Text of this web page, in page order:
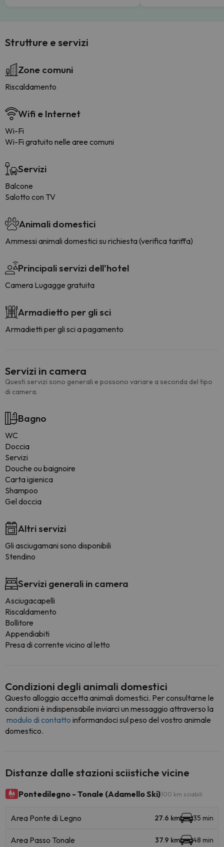
Strutture e servizi
Zone comuni
Riscaldamento
Wifi e Internet
Wi-Fi
Wi-Fi gratuito nelle aree comuni
Servizi
Balcone
Salotto con TV
Animali domestici
Ammessi animali domestici su richiesta (verifica tariffa)
Principali servizi dell'hotel
Camera Lugagge gratuita
Armadietto per gli sci
Armadietti per gli sci a pagamento
Servizi in camera
Questi servizi sono generali e possono variare a seconda del tipo
di camera.
Bagno
WC
Doccia
Servizi
Douche ou baignoire
Carta igienica
Shampoo
Gel doccia
Altri servizi
Gli asciugamani sono disponibili
Stendino
Servizi generali in camera
Asciugacapelli
Riscaldamento
Bollitore
Appendiabiti
Presa di corrente vicino al letto
Condizioni degli animali domestici
Questo alloggio accetta animali domestici. Per consultarne le
condizioni è indispensabile inviarci un messaggio attraverso la
modulo di contatto informandoci sul peso del vostro animale
domestico.
Distanze dalle stazioni sciistiche vicine
Pontedilegno - Tonale (Adamello Ski)100 km sciabili
Area Ponte di Legno 27.6 km 35 min
Area Passo Tonale 37.9 km 48 min